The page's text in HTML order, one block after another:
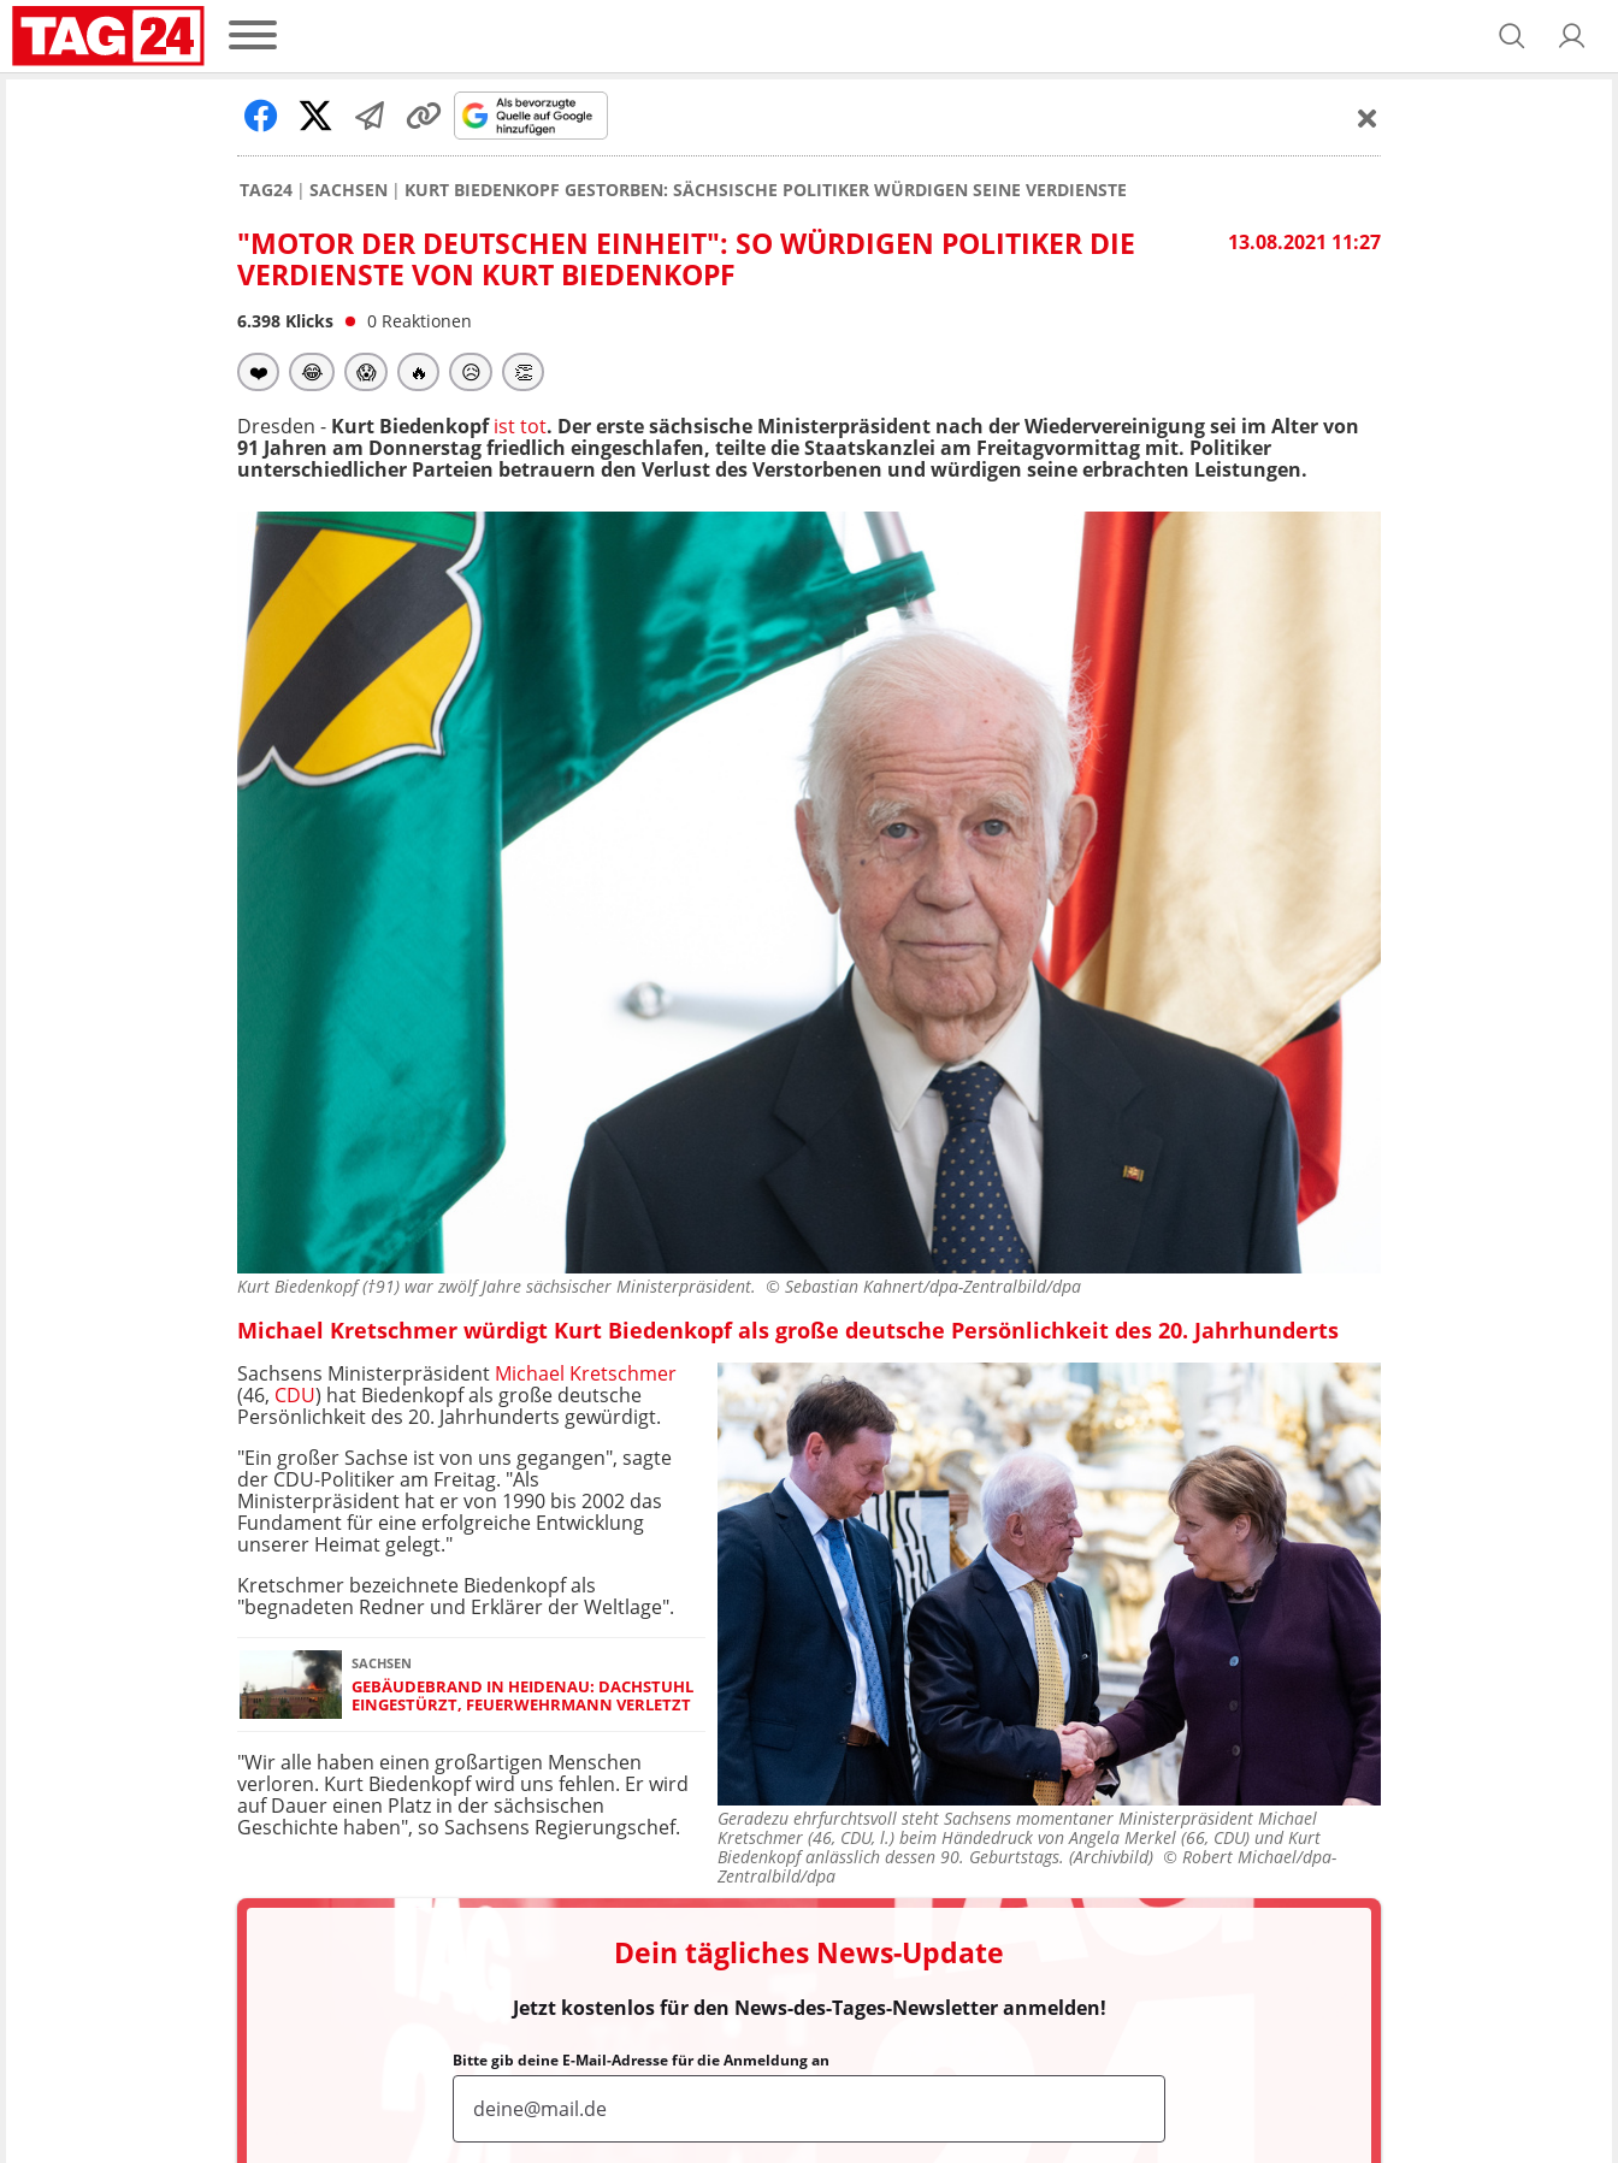
TAG24 SACHSEN KURT BIEDENKOPF GESTORBEN: SÄCHSISCHE POLITIKER WÜRDIGEN SEINE VERDIENSTE
13.08.2021 11:27
"MOTOR DER DEUTSCHEN EINHEIT": SO WÜRDIGEN POLITIKER DIE
VERDIENSTE VON KURT BIEDENKOPF
6.398 Klicks 0 Reaktionen
❤️ 😂 😱 🔥 😥 👏
Dresden - Kurt Biedenkopfist tot. Der erste sächsische Ministerpräsident nach der Wiedervereinigung sei im Alter von
91 Jahren am Donnerstag friedlich eingeschlafen, teilte die Staatskanzlei am Freitagvormittag mit. Politiker
unterschiedlicher Parteien betrauern den Verlust des Verstorbenen und würdigen seine erbrachten Leistungen.
Kurt Biedenkopf (†91) war zwölf Jahre sächsischer Ministerpräsident. © Sebastian Kahnert/dpa-Zentralbild/dpa
Michael Kretschmer würdigt Kurt Biedenkopf als große deutsche Persönlichkeit des 20. Jahrhunderts
Geradezu ehrfurchtsvoll steht Sachsens momentaner Ministerpräsident Michael
Kretschmer (46, CDU, l.) beim Händedruck von Angela Merkel (66, CDU) und Kurt
Biedenkopf anlässlich dessen 90. Geburtstags. (Archivbild) © Robert Michael/dpa-
Zentralbild/dpa
Sachsens Ministerpräsident Michael Kretschmer
(46, CDU) hat Biedenkopf als große deutsche
Persönlichkeit des 20. Jahrhunderts gewürdigt.
"Ein großer Sachse ist von uns gegangen", sagte
der CDU-Politiker am Freitag. "Als
Ministerpräsident hat er von 1990 bis 2002 das
Fundament für eine erfolgreiche Entwicklung
unserer Heimat gelegt."
Kretschmer bezeichnete Biedenkopf als
"begnadeten Redner und Erklärer der Weltlage".
SACHSEN
GEBÄUDEBRAND IN HEIDENAU: DACHSTUHL
EINGESTÜRZT, FEUERWEHRMANN VERLETZT
"Wir alle haben einen großartigen Menschen
verloren. Kurt Biedenkopf wird uns fehlen. Er wird
auf Dauer einen Platz in der sächsischen
Geschichte haben", so Sachsens Regierungschef.
Dein tägliches News-Update
Jetzt kostenlos für den News-des-Tages-Newsletter anmelden!
Bitte gib deine E-Mail-Adresse für die Anmeldung an